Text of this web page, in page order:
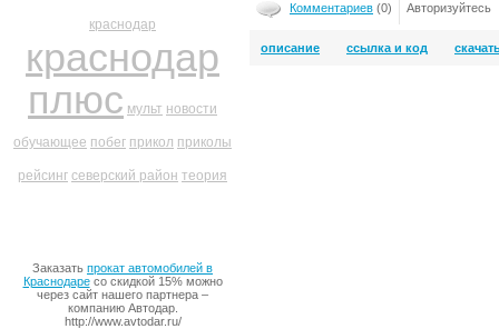
краснодар
краснодар
плюс мульт новости
обучающее побег прикол приколы
рейсинг северский район теория
Заказать прокат автомобилей в
Краснодаресо скидкой 15% можно
через сайт нашего партнера –
компанию Автодар.
http://www.avtodar.ru/
Комментариев (0) Авторизуйтесь
описание ссылка и код